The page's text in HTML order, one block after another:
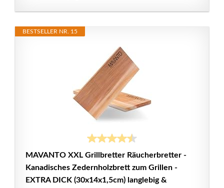
BESTSELLER NR. 15
MAVANTO XXL Grillbretter Räucherbretter -
Kanadisches Zedernholzbrett zum Grillen -
EXTRA DICK (30x14x1,5cm) langlebig &